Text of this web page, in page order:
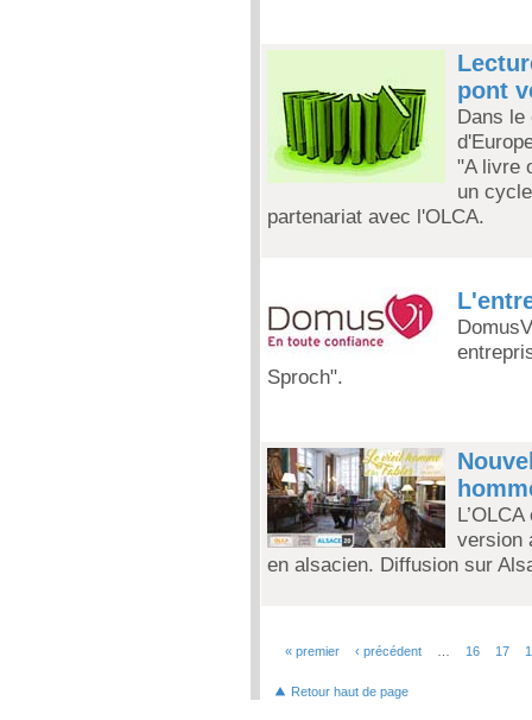
pont
Dans le
"A livre
un
partenariat avec l'OLCA.
Sproch".
version
en alsacien. Diffusion sur
Pages
« premier ‹ précédent 16 17
Retour haut de page